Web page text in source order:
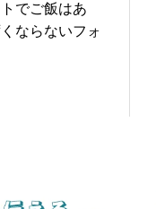
でご飯はあ
ならないフォ